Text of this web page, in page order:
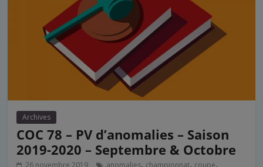
Archives
COC 78 – PV d’anomalies – Saison
2019-2020 – Septembre & Octobre
26 novembre 2019 anomalies, championnat, coupe,